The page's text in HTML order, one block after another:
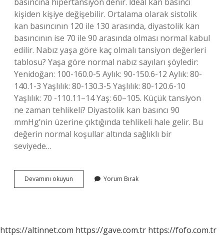
kişiden kişiye değişebilir. Ortalama olarak sistolik
kan basıncının 120 ile 130 arasında, diyastolik kan
basıncının ise 70 ile 90 arasında olması normal kabul
edilir. Nabız yaşa göre kaç olmalı tansiyon değerleri
tablosu? Yaşa göre normal nabız sayıları şöyledir:
Yenidoğan: 100-160.0-5 Aylık: 90-150.6-12 Aylık: 80-
140.1-3 Yaşlılık: 80-130.3-5 Yaşlılık: 80-120.6-10
Yaşlılık: 70 -110.11–14 Yaş: 60–105. Küçük tansiyon
ne zaman tehlikeli? Diyastolik kan basıncı 90
mmHg’nin üzerine çıktığında tehlikeli hale gelir. Bu
değerin normal koşullar altında sağlıklı bir
seviyede…
Devamını okuyun
Yaş
Yorum Bırak
https://altinnet.com https://gave.com.tr https://fofo.com.tr